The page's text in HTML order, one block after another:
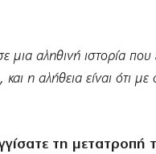
μια αληθινή ιστορία
και η αλήθεια είναι ότι με
τη μετατροπή